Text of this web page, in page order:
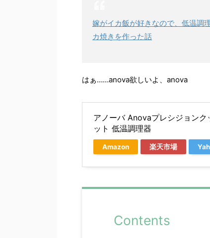
嫁がイカ飯が好きなので、低温調
カ焼きを作った話
はぁ……anova欲しいよ、anova
アノーバ Anovaプレシジョン
ット 低温調理器
Amazon 楽天市場
Contents